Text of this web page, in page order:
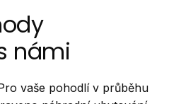
námi
vaše pohodlí v průběhu